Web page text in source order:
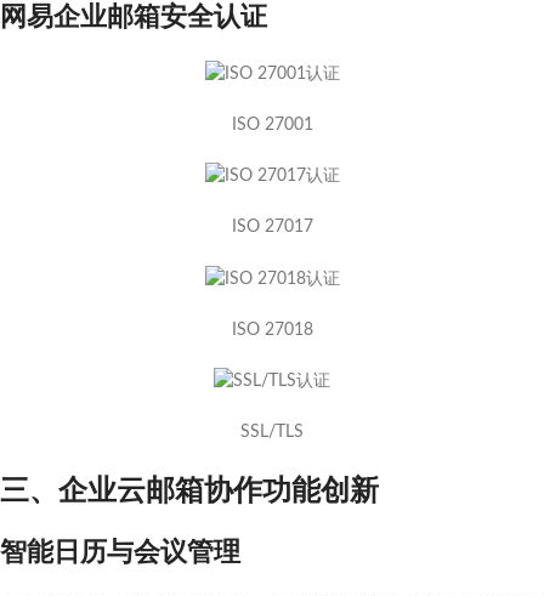
网易企业邮箱安全认证
ISO 27001
ISO 27017
ISO 27018
SSL/TLS
三、企业云邮箱协作功能创新
智能日历与会议管理